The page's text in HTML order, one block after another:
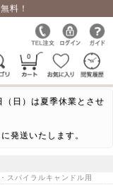
料！
0
日）は夏季休業とさせ
発送いたします。
スパイラルキャンドル用